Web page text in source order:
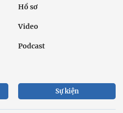
Hồ sơ
Video
Podcast
Sự kiện